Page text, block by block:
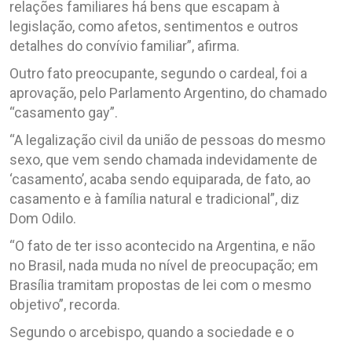
relações familiares há bens que escapam à
legislação, como afetos, sentimentos e outros
detalhes do convívio familiar”, afirma.
Outro fato preocupante, segundo o cardeal, foi a
aprovação, pelo Parlamento Argentino, do chamado
“casamento gay”.
“A legalização civil da união de pessoas do mesmo
sexo, que vem sendo chamada indevidamente de
‘casamento’, acaba sendo equiparada, de fato, ao
casamento e à família natural e tradicional”, diz
Dom Odilo.
“O fato de ter isso acontecido na Argentina, e não
no Brasil, nada muda no nível de preocupação; em
Brasília tramitam propostas de lei com o mesmo
objetivo”, recorda.
Segundo o arcebispo, quando a sociedade e o